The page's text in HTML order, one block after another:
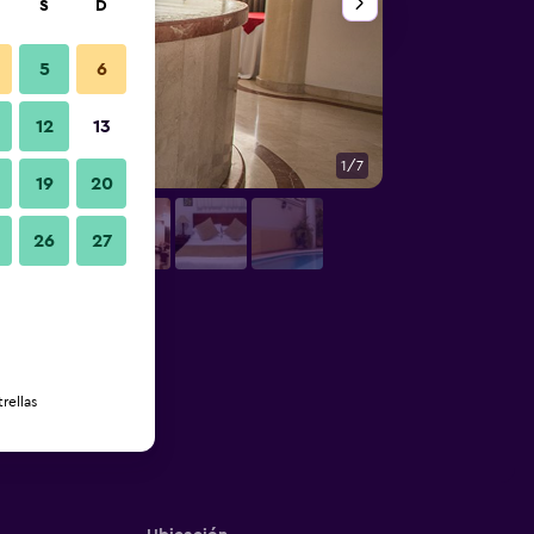
1/7
S D
5 6
12 13
19 20
26 27